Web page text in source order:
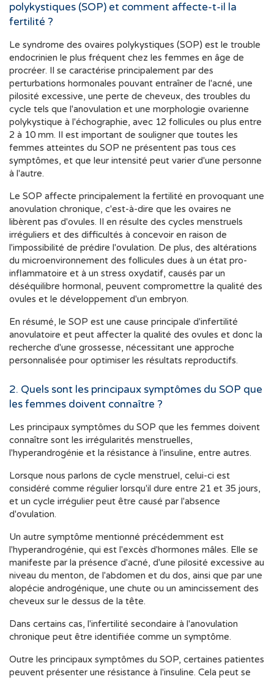
polykystiques (SOP) et comment affecte-t-il la
fertilité ?
Le syndrome des ovaires polykystiques (SOP) est le trouble
endocrinien le plus fréquent chez les femmes en âge de
procréer. Il se caractérise principalement par des
perturbations hormonales pouvant entraîner de l'acné, une
pilosité excessive, une perte de cheveux, des troubles du
cycle tels que l'anovulation et une morphologie ovarienne
polykystique à l'échographie, avec 12 follicules ou plus entre
2 à 10 mm. Il est important de souligner que toutes les
femmes atteintes du SOP ne présentent pas tous ces
symptômes, et que leur intensité peut varier d'une personne
à l'autre.
Le SOP affecte principalement la fertilité en provoquant une
anovulation chronique, c'est-à-dire que les ovaires ne
libèrent pas d'ovules. Il en résulte des cycles menstruels
irréguliers et des difficultés à concevoir en raison de
l'impossibilité de prédire l'ovulation. De plus, des altérations
du microenvironnement des follicules dues à un état pro-
inflammatoire et à un stress oxydatif, causés par un
déséquilibre hormonal, peuvent compromettre la qualité des
ovules et le développement d'un embryon.
En résumé, le SOP est une cause principale d'infertilité
anovulatoire et peut affecter la qualité des ovules et donc la
recherche d'une grossesse, nécessitant une approche
personnalisée pour optimiser les résultats reproductifs.
2. Quels sont les principaux symptômes du SOP que
les femmes doivent connaître ?
Les principaux symptômes du SOP que les femmes doivent
connaître sont les irrégularités menstruelles,
l'hyperandrogénie et la résistance à l'insuline, entre autres.
Lorsque nous parlons de cycle menstruel, celui-ci est
considéré comme régulier lorsqu'il dure entre 21 et 35 jours,
et un cycle irrégulier peut être causé par l'absence
d'ovulation.
Un autre symptôme mentionné précédemment est
l'hyperandrogénie, qui est l'excès d'hormones mâles. Elle se
manifeste par la présence d'acné, d'une pilosité excessive au
niveau du menton, de l'abdomen et du dos, ainsi que par une
alopécie androgénique, une chute ou un amincissement des
cheveux sur le dessus de la tête.
Dans certains cas, l'infertilité secondaire à l'anovulation
chronique peut être identifiée comme un symptôme.
Outre les principaux symptômes du SOP, certaines patientes
peuvent présenter une résistance à l'insuline. Cela peut se